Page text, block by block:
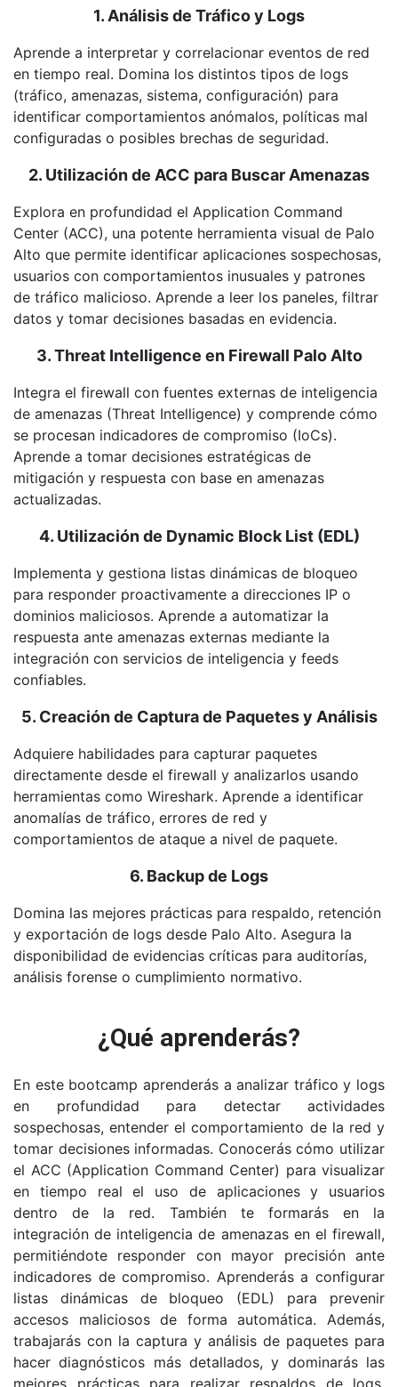
1. Análisis de Tráfico y Logs
Aprende a interpretar y correlacionar eventos de red
en tiempo real. Domina los distintos tipos de logs
(tráfico, amenazas, sistema, configuración) para
identificar comportamientos anómalos, políticas mal
configuradas o posibles brechas de seguridad.
2. Utilización de ACC para Buscar Amenazas
Explora en profundidad el Application Command
Center (ACC), una potente herramienta visual de Palo
Alto que permite identificar aplicaciones sospechosas,
usuarios con comportamientos inusuales y patrones
de tráfico malicioso. Aprende a leer los paneles, filtrar
datos y tomar decisiones basadas en evidencia.
3. Threat Intelligence en Firewall Palo Alto
Integra el firewall con fuentes externas de inteligencia
de amenazas (Threat Intelligence) y comprende cómo
se procesan indicadores de compromiso (IoCs).
Aprende a tomar decisiones estratégicas de
mitigación y respuesta con base en amenazas
actualizadas.
4. Utilización de Dynamic Block List (EDL)
Implementa y gestiona listas dinámicas de bloqueo
para responder proactivamente a direcciones IP o
dominios maliciosos. Aprende a automatizar la
respuesta ante amenazas externas mediante la
integración con servicios de inteligencia y feeds
confiables.
5. Creación de Captura de Paquetes y Análisis
Adquiere habilidades para capturar paquetes
directamente desde el firewall y analizarlos usando
herramientas como Wireshark. Aprende a identificar
anomalías de tráfico, errores de red y
comportamientos de ataque a nivel de paquete.
6. Backup de Logs
Domina las mejores prácticas para respaldo, retención
y exportación de logs desde Palo Alto. Asegura la
disponibilidad de evidencias críticas para auditorías,
análisis forense o cumplimiento normativo.
¿Qué aprenderás?
En este bootcamp aprenderás a analizar tráfico y logs
en profundidad para detectar actividades
sospechosas, entender el comportamiento de la red y
tomar decisiones informadas. Conocerás cómo utilizar
el ACC (Application Command Center) para visualizar
en tiempo real el uso de aplicaciones y usuarios
dentro de la red. También te formarás en la
integración de inteligencia de amenazas en el firewall,
permitiéndote responder con mayor precisión ante
indicadores de compromiso. Aprenderás a configurar
listas dinámicas de bloqueo (EDL) para prevenir
accesos maliciosos de forma automática. Además,
trabajarás con la captura y análisis de paquetes para
hacer diagnósticos más detallados, y dominarás las
mejores prácticas para realizar respaldos de logs,